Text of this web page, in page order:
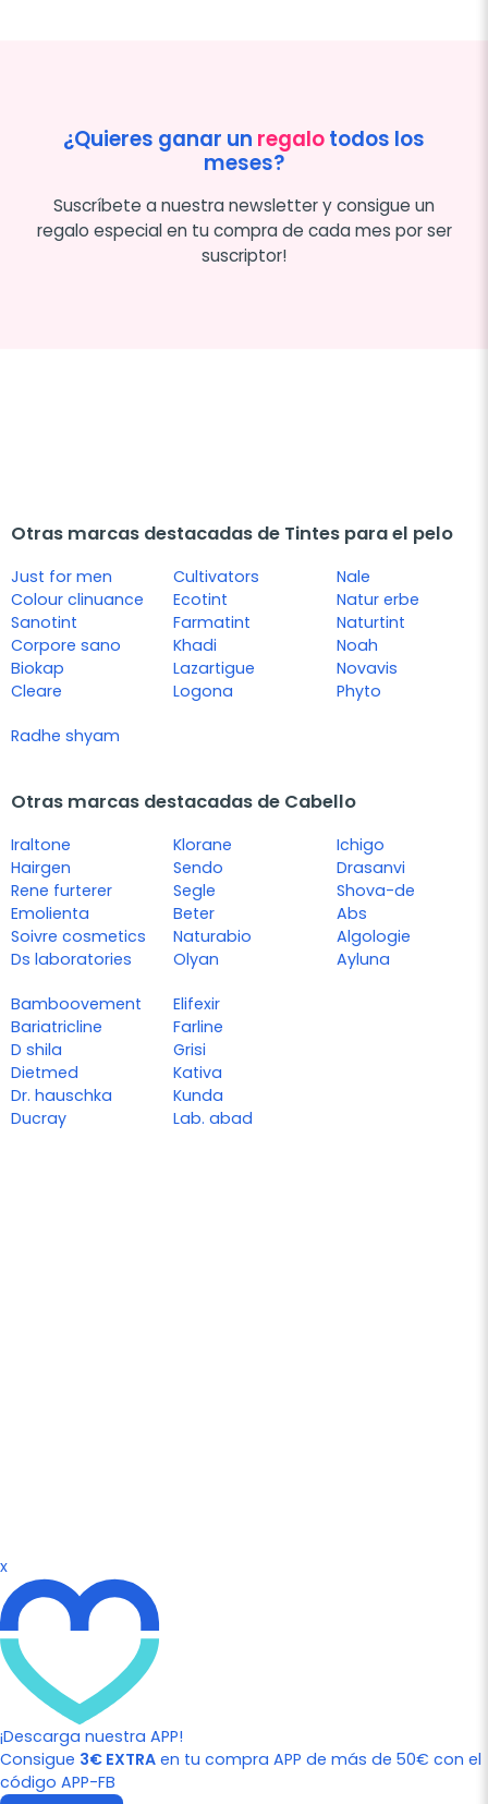
¿Quieres ganar un regalotodos los
meses?
Suscríbete a nuestra newsletter y consigue un
regalo especial en tu compra de cada mes por ser
suscriptor!
Otras marcas destacadas de Tintes para el pelo
Just for men
Colour clinuance
Sanotint
Corpore sano
Biokap
Cleare
Cultivators
Ecotint
Farmatint
Khadi
Lazartigue
Logona
Nale
Natur erbe
Naturtint
Noah
Novavis
Phyto
Radhe shyam
Otras marcas destacadas de Cabello
Iraltone
Hairgen
Rene furterer
Emolienta
Soivre cosmetics
Ds laboratories
Klorane
Sendo
Segle
Beter
Naturabio
Olyan
Ichigo
Drasanvi
Shova-de
Abs
Algologie
Ayluna
Bamboovement
Bariatricline
D shila
Dietmed
Dr. hauschka
Ducray
Elifexir
Farline
Grisi
Kativa
Kunda
Lab. abad
x
¡Descarga nuestra APP!
Consigue 3€ EXTRA en tu compra APP de más de 50€ con el
código APP-FB